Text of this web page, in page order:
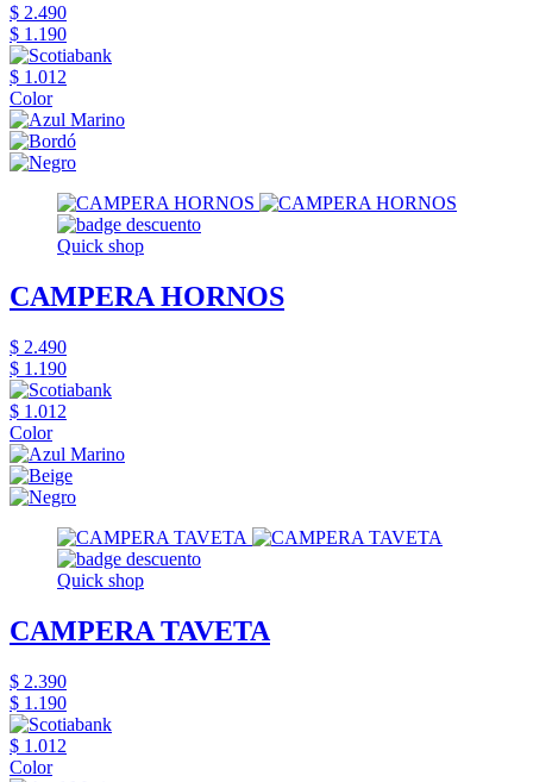
$ 2.490
$ 1.190
$ 1.012
Color
Quick shop
CAMPERA HORNOS
$ 2.490
$ 1.190
$ 1.012
Color
Quick shop
CAMPERA TAVETA
$ 2.390
$ 1.190
$ 1.012
Color